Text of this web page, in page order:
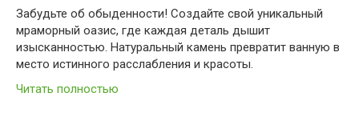
Забудьте об обыденности! Создайте свой уникальный
мраморный оазис, где каждая деталь дышит
изысканностью. Натуральный камень превратит ванную в
место истинного расслабления и красоты.
Читать полностью